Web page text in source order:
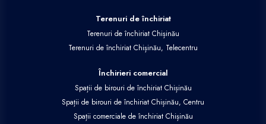
Terenuri de închiriat
Terenuri de închiriat Chișinău
Terenuri de închiriat Chișinău, Telecentru
Închirieri comercial
Spații de birouri de închiriat Chișinău
Spații de birouri de închiriat Chișinău, Centru
Spații comerciale de închiriat Chișinău